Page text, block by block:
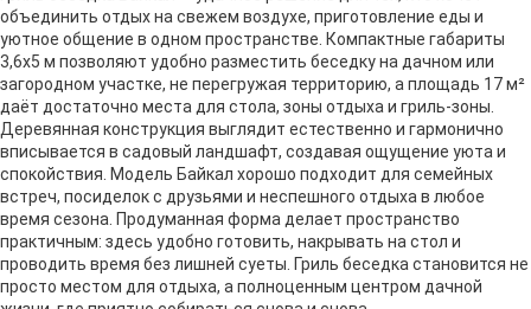
объединить отдых на свежем воздухе, приготовление еды и
уютное общение в одном пространстве. Компактные габариты
3,6х5 м позволяют удобно разместить беседку на дачном или
загородном участке, не перегружая территорию, а площадь 17 м²
даёт достаточно места для стола, зоны отдыха и гриль-зоны.
Деревянная конструкция выглядит естественно и гармонично
вписывается в садовый ландшафт, создавая ощущение уюта и
спокойствия. Модель Байкал хорошо подходит для семейных
встреч, посиделок с друзьями и неспешного отдыха в любое
время сезона. Продуманная форма делает пространство
практичным: здесь удобно готовить, накрывать на стол и
проводить время без лишней суеты. Гриль беседка становится не
просто местом для отдыха, а полноценным центром дачной